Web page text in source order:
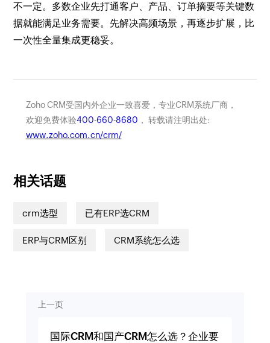
不一定。多数企业先打通客户、产品、订单摘要等关键数
据就能满足业务需要。先解决高频场景，再逐步扩展，比
一次性全量集成更稳妥。
Zoho CRM受国内外企业一致喜爱，专业CRM系统厂商，
欢迎免费体验400-660-8680 ， 转载请注明出处:
www.zoho.com.cn/crm/
相关话题
crm选型 已有ERP选CRM
ERP与CRM区别 CRM系统怎么选
上一页
国际CRM和国产CRM怎么选？企业要